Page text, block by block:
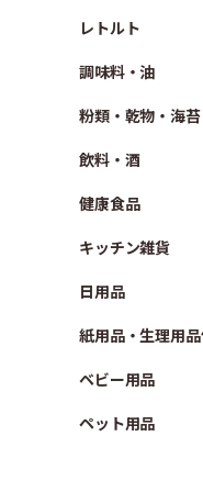
レトルト
調味料・油
粉類・乾物・海
飲料・酒
健康食品
キッチン雑貨
日用品
紙用品・生理用
ベビー用品
ペット用品